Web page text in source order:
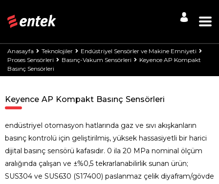
Anasayfa Teknolojiler
Endüstriyel Sensörler ve Makine Emniyeti
Proses Sensörleri
Basınç-Vakum Sensörleri
Keyence AP Kompakt
Basınç Sensörleri
Keyence AP Kompakt Basınç Sensörleri
endüstriyel otomasyon hatlarında gaz ve sıvı akışkanların
basınç kontrolü için geliştirilmiş, yüksek hassasiyetli bir harici
dijital basınç sensörü kafasıdır. 0 ila 20 MPa nominal ölçüm
aralığında çalışan ve ±%0,5 tekrarlanabilirlik sunan ürün;
SUS304 ve SUS630 (S17400) paslanmaz çelik diyafram/gövde